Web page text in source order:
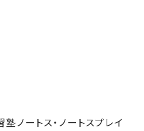
ノートス・ノートスプレイ